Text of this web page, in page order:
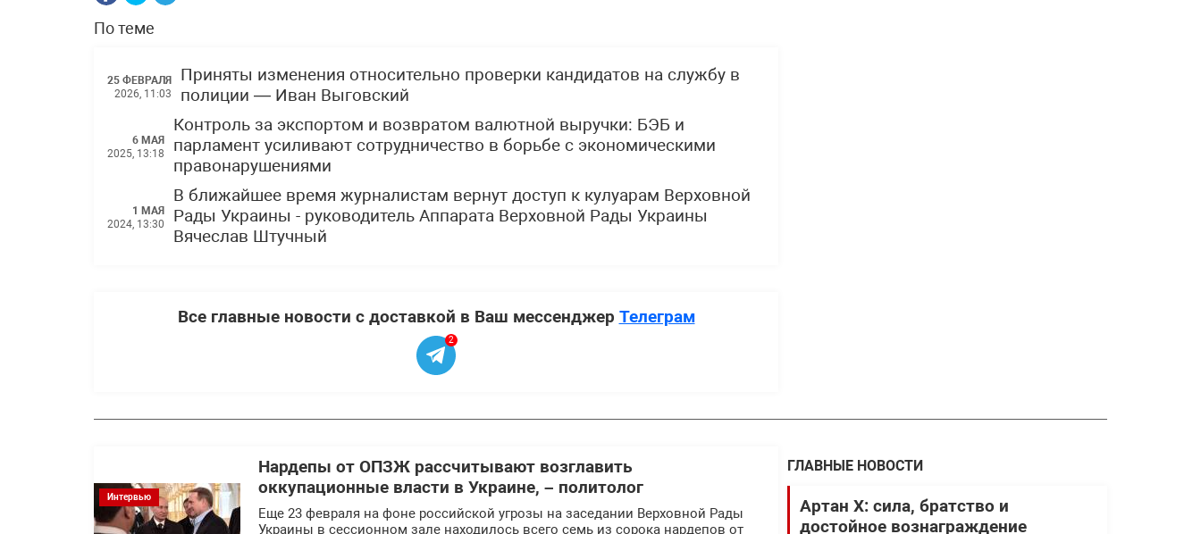
По теме
25 ФЕВРАЛЯ
2026, 11:03
Приняты изменения относительно проверки кандидатов на службу в
полиции — Иван Выговский
6 МАЯ
2025, 13:18
Контроль за экспортом и возвратом валютной выручки: БЭБ и
парламент усиливают сотрудничество в борьбе с экономическими
правонарушениями
1 МАЯ
2024, 13:30
В ближайшее время журналистам вернут доступ к кулуарам Верховной
Рады Украины - руководитель Аппарата Верховной Рады Украины
Вячеслав Штучный
Все главные новости с доставкой в Ваш мессенджер Телеграм
2
Интервью
Нардепы от ОПЗЖ рассчитывают возглавить
оккупационные власти в Украине, – политолог
Еще 23 февраля на фоне российской угрозы на заседании Верховной Рады
Украины в сессионном зале находилось всего семь из сорока нардепов от
ГЛАВНЫЕ НОВОСТИ
Артан Х: сила, братство и
достойное вознаграждение